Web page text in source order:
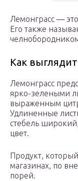
Лемонграсс ―
Его также
Как
Лемонграсс
ярко-зелеными
выраженным
Удлиненные
стебель
цвет.
Продукт,
магазинах, по
порей.